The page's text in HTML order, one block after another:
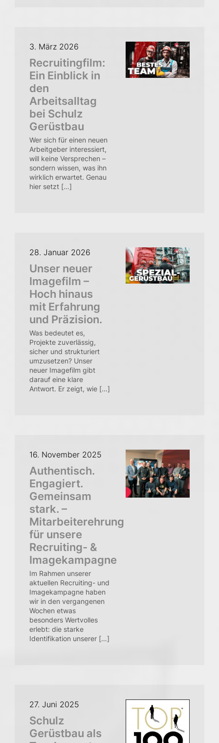
3. März 2026
Recruitingfilm:
Ein Einblick in
den
Arbeitsalltag
bei Schulz
Gerüstbau
Wer sich für einen neuen
Arbeitgeber interessiert,
will keine Versprechen –
sondern wissen, was ihn
wirklich erwartet. Genau
hier setzt […]
28. Januar 2026
Unser neuer
Imagefilm –
Hoch hinaus
mit Erfahrung
und Präzision.
Was bedeutet es,
Projekte zuverlässig,
sicher und strukturiert
umzusetzen? Unser
neuer Imagefilm gibt
darauf eine klare
Antwort. Er zeigt, wie […]
16. November 2025
Authentisch.
Engagiert.
Gemeinsam
stark. –
Mitarbeiterehrung
für unsere
Recruiting- &
Imagekampagne
Im Rahmen unserer
aktuellen Recruiting- und
Imagekampagne haben
wir in den vergangenen
Wochen etwas
besonders Wertvolles
erlebt: die starke
Identifikation unserer […]
27. Juni 2025
Schulz
Gerüstbau als